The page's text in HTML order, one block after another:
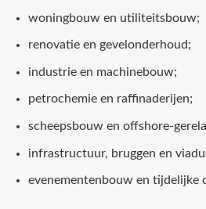
woningbouw en utiliteitsbouw;
renovatie en gevelonderhoud;
industrie en machinebouw;
petrochemie en raffinaderijen;
scheepsbouw en offshore-
infrastructuur, bruggen en
evenementenbouw en tijdelijke